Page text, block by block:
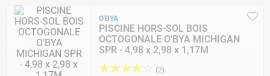
O'BYA
PISCINE HORS-SOL BOIS
OCTOGONALE O'BYA MICHIGAN
SPR - 4,98 x 2,98 x 1,17M
★★★★ (2)